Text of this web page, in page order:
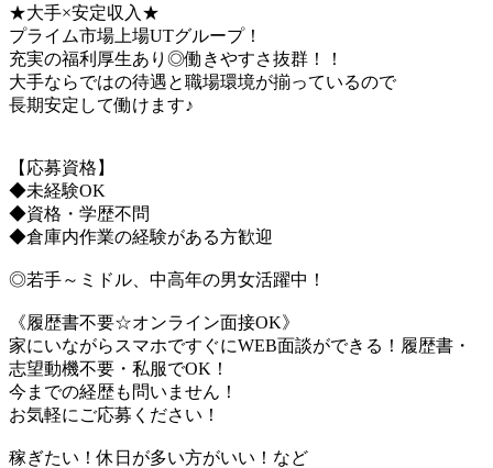
★大手×安定収入★
プライム市場上場UTグループ！
充実の福利厚生あり◎働きやすさ抜群！！
大手ならではの待遇と職場環境が揃っているので
長期安定して働けます♪
【応募資格】
◆未経験OK
◆資格・学歴不問
◆倉庫内作業の経験がある方歓迎
◎若手～ミドル、中高年の男女活躍中！
《履歴書不要☆オンライン面接OK》
家にいながらスマホですぐにWEB面談ができる！履歴書・
志望動機不要・私服でOK！
今までの経歴も問いません！
お気軽にご応募ください！
稼ぎたい！休日が多い方がいい！など